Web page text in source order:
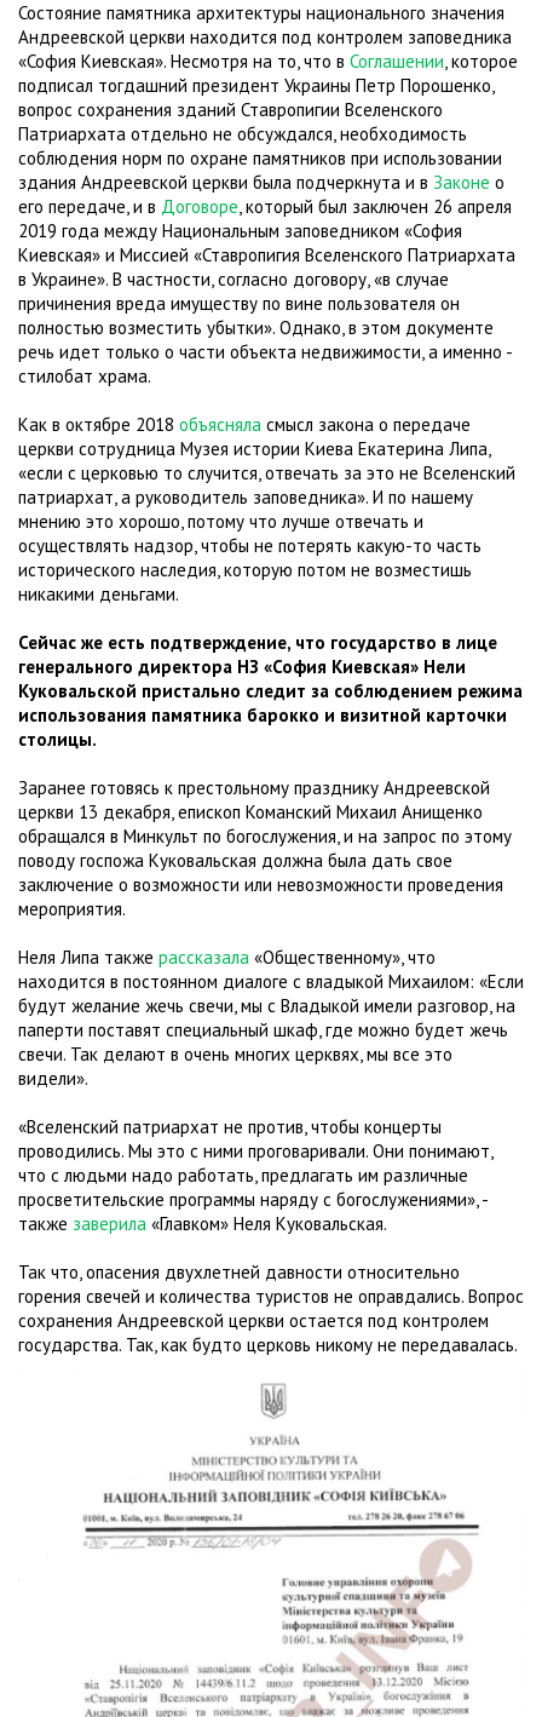
Состояние памятника архитектуры национального значения
Андреевской церкви находится под контролем заповедника
«София Киевская». Несмотря на то, что в Соглашении, которое
подписал тогдашний президент Украины Петр Порошенко,
вопрос сохранения зданий Ставропигии Вселенского
Патриархата отдельно не обсуждался, необходимость
соблюдения норм по охране памятников при использовании
здания Андреевской церкви была подчеркнута и в Законе о
его передаче, и в Договоре, который был заключен 26 апреля
2019 года между Национальным заповедником «София
Киевская» и Миссией «Ставропигия Вселенского Патриархата
в Украине». В частности, согласно договору, «в случае
причинения вреда имуществу по вине пользователя он
полностью возместить убытки». Однако, в этом документе
речь идет только о части объекта недвижимости, а именно -
стилобат храма.
Как в октябре 2018 объясняла смысл закона о передаче
церкви сотрудница Музея истории Киева Екатерина Липа,
«если с церковью то случится, отвечать за это не Вселенский
патриархат, а руководитель заповедника». И по нашему
мнению это хорошо, потому что лучше отвечать и
осуществлять надзор, чтобы не потерять какую-то часть
исторического наследия, которую потом не возместишь
никакими деньгами.
Сейчас же есть подтверждение, что государство в лице
генерального директора НЗ «София Киевская» Нели
Куковальской пристально следит за соблюдением режима
использования памятника барокко и визитной карточки
столицы.
Заранее готовясь к престольному празднику Андреевской
церкви 13 декабря, епископ Команский Михаил Анищенко
обращался в Минкульт по богослужения, и на запрос по этому
поводу госпожа Куковальская должна была дать свое
заключение о возможности или невозможности проведения
мероприятия.
Неля Липа также рассказала «Общественному», что
находится в постоянном диалоге с владыкой Михаилом: «Если
будут желание жечь свечи, мы с Владыкой имели разговор, на
паперти поставят специальный шкаф, где можно будет жечь
свечи. Так делают в очень многих церквях, мы все это
видели».
«Вселенский патриархат не против, чтобы концерты
проводились. Мы это с ними проговаривали. Они понимают,
что с людьми надо работать, предлагать им различные
просветительские программы наряду с богослужениями», -
также заверила «Главком» Неля Куковальская.
Так что, опасения двухлетней давности относительно
горения свечей и количества туристов не оправдались. Вопрос
сохранения Андреевской церкви остается под контролем
государства. Так, как будто церковь никому не передавалась.